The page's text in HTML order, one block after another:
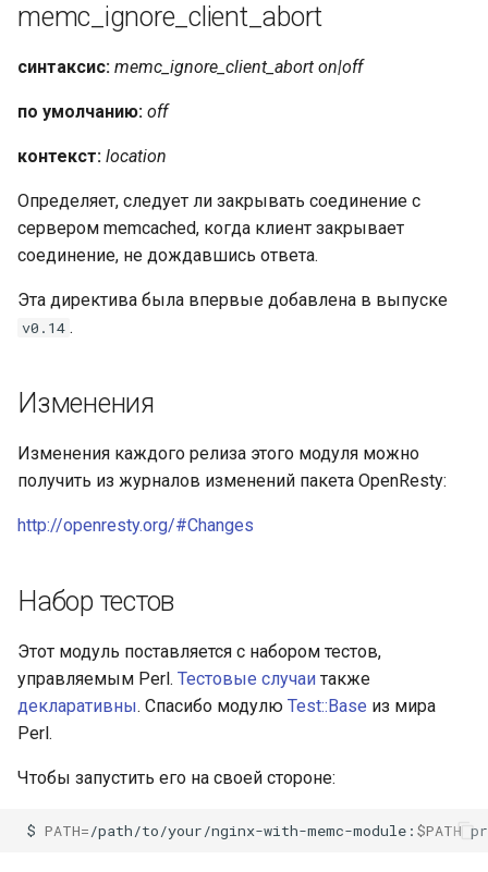
memc_ignore_client_abort
синтаксис: memc_ignore_client_abort on|off
по умолчанию: off
контекст: location
Определяет, следует ли закрывать соединение с
сервером memcached, когда клиент закрывает
соединение, не дождавшись ответа.
Эта директива была впервые добавлена в выпуске
v0.14 .
Изменения
Изменения каждого релиза этого модуля можно
получить из журналов изменений пакета OpenResty:
http://openresty.org/#Changes
Набор тестов
Этот модуль поставляется с набором тестов,
управляемым Perl. Тестовые случаи также
декларативны. Спасибо модулю Test::Base из мира
Perl.
Чтобы запустить его на своей стороне:
$ PATH=/path/to/your/nginx-with-memc-module: $PATH